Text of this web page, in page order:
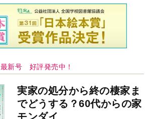
最新号 好評発売中！
実家の処分から終の棲家ま
でどうする？60代からの家
モンダイ